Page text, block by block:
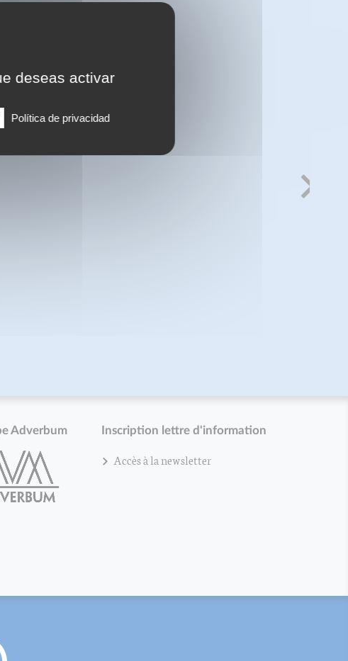
Adverbum Inscription lettre d'information
Accès à la newsletter
deseas activar
Política de privacidad